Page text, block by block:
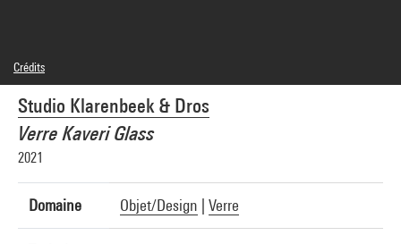
Studio Klarenbeek & Dros
Verre Kaveri Glass
2021
Domaine Objet/Design Verre
Crédits
© droits réservés
Crédit photographique : Centre Pompidou, MNAM-CCI/Audrey Laurans/Dist.
GrandPalaisRmn
Réf. image : 4N48723